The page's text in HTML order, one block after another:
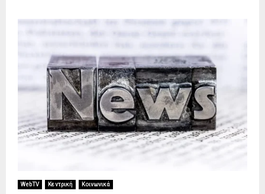
WebTV Κεντρική Κοινωνικά